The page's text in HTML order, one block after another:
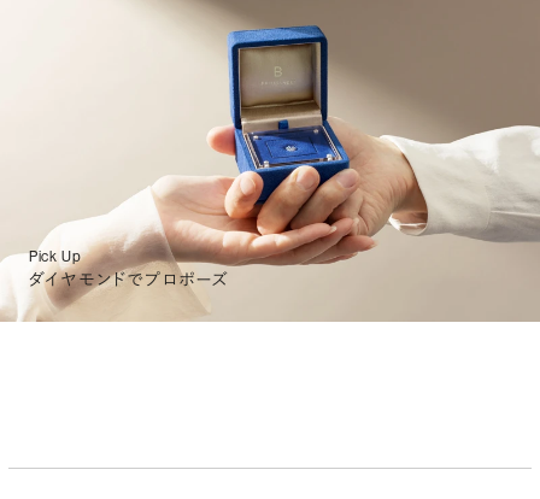
Pick Up
ダイヤモンドでプロポーズ